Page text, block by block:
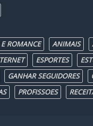
ROMANCE ANIMAIS
ESPORTES
GANHAR SEGUIDORES
PROFISSOES